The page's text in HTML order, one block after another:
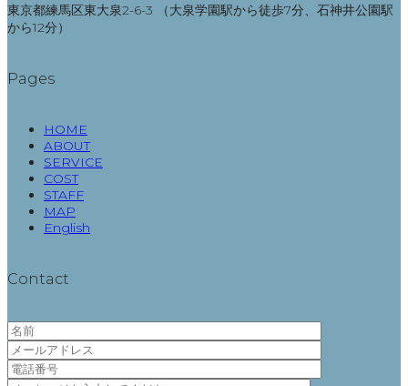
東京都練馬区東大泉2-6-3 （大泉学園駅から徒歩7分、石神井公園駅
から12分）
Pages
HOME
ABOUT
SERVICE
COST
STAFF
MAP
English
Contact